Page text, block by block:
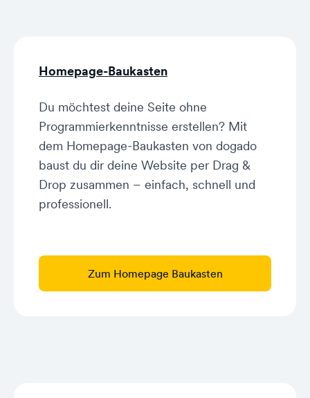
Homepage-Baukasten
Du möchtest deine Seite ohne
Programmierkenntnisse erstellen? Mit
dem Homepage-Baukasten von dogado
baust du dir deine Website per Drag &
Drop zusammen – einfach, schnell und
professionell.
Zum Homepage Baukasten